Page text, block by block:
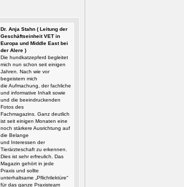
Dr. Anja Stahn ( Leitung der
Geschäftseinheit VET in
Europa und Middle East bei
der Alere )
Die hundkatzepferd begleitet
mich nun schon seit einigen
Jahren. Nach wie vor
begeistern mich
die Aufmachung, der fachliche
und informative Inhalt sowie
und die beeindruckenden
Fotos des
Fachmagazins. Ganz deutlich
ist seit einigen Monaten eine
noch stärkere Ausrichtung auf
die Belange
und Interessen der
Tierärzteschaft zu erkennen.
Dies ist sehr erfreulich. Das
Magazin gehört in jede
Praxis und sollte
unterhaltsame „Pflichtlektüre“
für das ganze Praxisteam